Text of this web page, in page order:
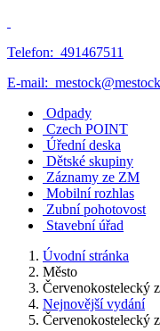
Telefon: 491467511
E-mail:
Odpady
Czech POINT
Úřední deska
Dětské skupiny
Záznamy ze ZM
Mobilní rozhlas
Zubní pohotovost
Stavební úřad
Úvodní stránka
Město
Červenokostelecký
Nejnovější vydání
Červenokostelecký